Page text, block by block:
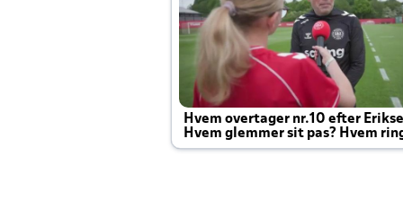
Hvem overtager nr.10 efter
Hvem glemmer sit pas? Hvem
Joachim altid til efter kampe?